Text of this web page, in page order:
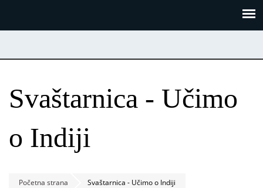
Svaštarnica - Učimo
o Indiji
Početna strana Svaštarnica - Učimo o Indiji